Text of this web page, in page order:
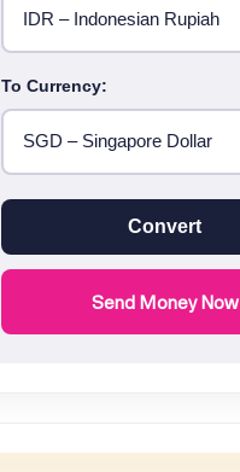
To Currency:
Convert
Send Money Now